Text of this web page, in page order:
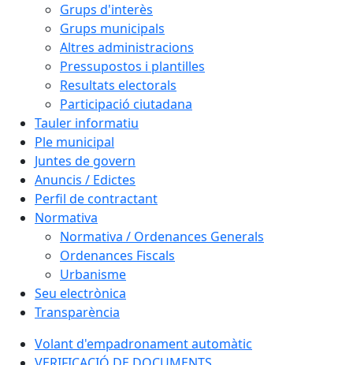
Grups d'interès
Grups municipals
Altres administracions
Pressupostos i plantilles
Resultats electorals
Participació ciutadana
Tauler informatiu
Ple municipal
Juntes de govern
Anuncis / Edictes
Perfil de contractant
Normativa
Normativa / Ordenances Generals
Ordenances Fiscals
Urbanisme
Seu electrònica
Transparència
Volant d'empadronament automàtic